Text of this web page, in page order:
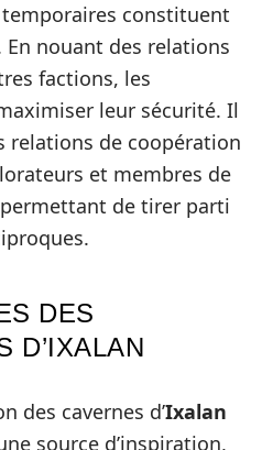
constituent
nouant des relations
factions, les
leur sécurité. Il
relations de coopération
et membres de
de tirer parti
DES
D’IXALAN
des cavernes d’Ixalan
source d’inspiration,